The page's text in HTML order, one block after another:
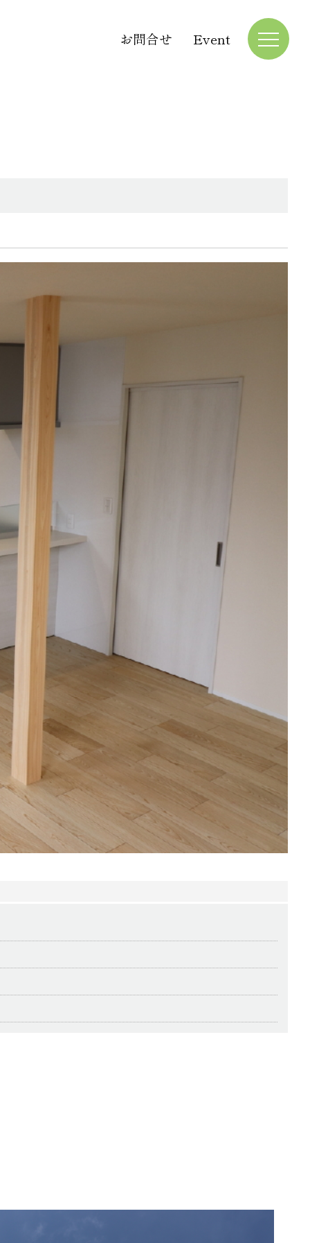
お問合せ Event